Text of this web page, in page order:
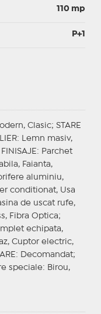
110 mp
P+1
Clasic; STARE
: Lemn masiv,
FINISAJE : Parchet
Faianta,
aluminiu,
conditionat, Usa
de uscat rufe,
Fibra Optica;
echipata,
Cuptor electric,
: Decomandat;
speciale: Birou,